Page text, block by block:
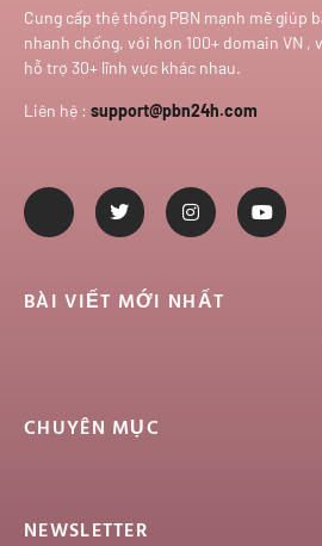
Cung cấp thệ thống PBN mạnh mẽ giúp
nhanh chống, với hơn 100+ domain VN ,
hỗ trợ 30+ lĩnh vực khác nhau.
Liên hệ : support@pbn24h.com
BÀI VIẾT MỚI NHẤT
CHUYÊN MỤC
NEWSLETTER